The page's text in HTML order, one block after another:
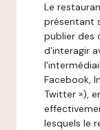
Le
présentant
publier des
d'interagir
Facebook,
Twitter »),
lesquels le